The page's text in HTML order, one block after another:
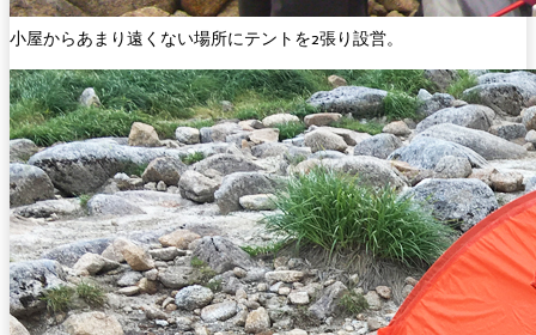
小屋からあまり遠くない場所にテントを2張り設営。